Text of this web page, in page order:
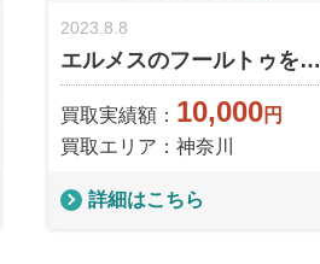
2023.8.8
エルメスのフールトゥを…
買取実績額： 10,000円
買取エリア：神奈川
詳細はこちら